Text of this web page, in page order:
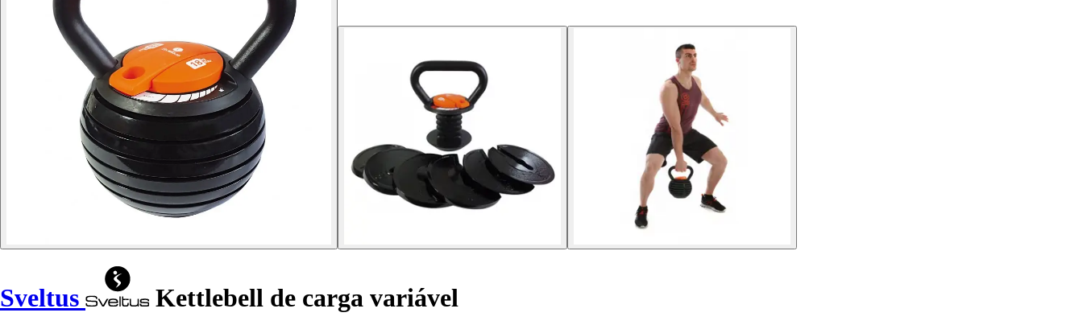
Sveltus Kettlebell de carga variável